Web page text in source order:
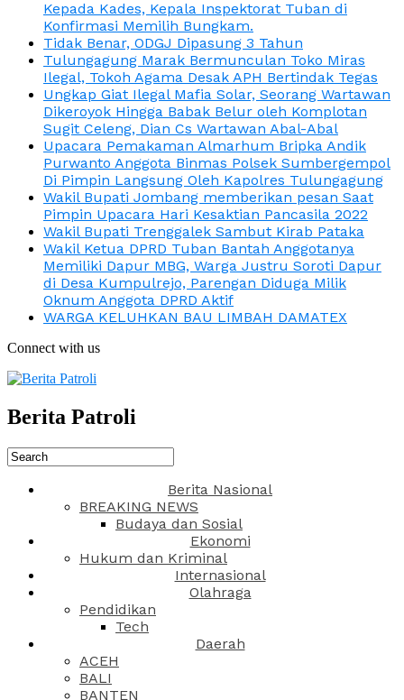
Kepada Kades, Kepala Inspektorat Tuban di
Konfirmasi Memilih Bungkam.
Tidak Benar, ODGJ Dipasung 3 Tahun
Tulungagung Marak Bermunculan Toko Miras
Ilegal, Tokoh Agama Desak APH Bertindak Tegas
Ungkap Giat Ilegal Mafia Solar, Seorang Wartawan
Dikeroyok Hingga Babak Belur oleh Komplotan
Sugit Celeng, Dian Cs Wartawan Abal-Abal
Upacara Pemakaman Almarhum Bripka Andik
Purwanto Anggota Binmas Polsek Sumbergempol
Di Pimpin Langsung Oleh Kapolres Tulungagung
Wakil Bupati Jombang memberikan pesan Saat
Pimpin Upacara Hari Kesaktian Pancasila 2022
Wakil Bupati Trenggalek Sambut Kirab Pataka
Wakil Ketua DPRD Tuban Bantah Anggotanya
Memiliki Dapur MBG, Warga Justru Soroti Dapur
di Desa Kumpulrejo, Parengan Diduga Milik
Oknum Anggota DPRD Aktif
WARGA KELUHKAN BAU LIMBAH DAMATEX
Connect with us
Berita Patroli
Berita Nasional
BREAKING NEWS
Budaya dan Sosial
Ekonomi
Hukum dan Kriminal
Internasional
Olahraga
Pendidikan
Tech
Daerah
ACEH
BALI
BANTEN